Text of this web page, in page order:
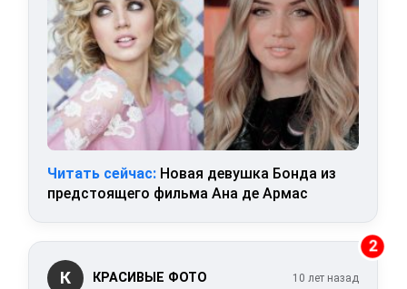
Читать сейчас: Новая девушка Бонда из
предстоящего фильма Ана де Армас
2
К КРАСИВЫЕ ФОТО 10 лет назад